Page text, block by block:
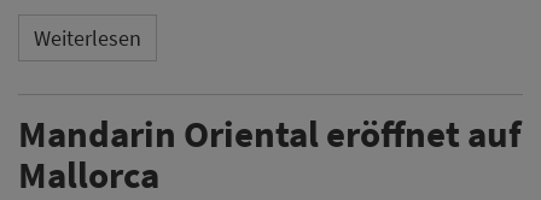
Weiterlesen
Mandarin Oriental eröffnet auf
Mallorca